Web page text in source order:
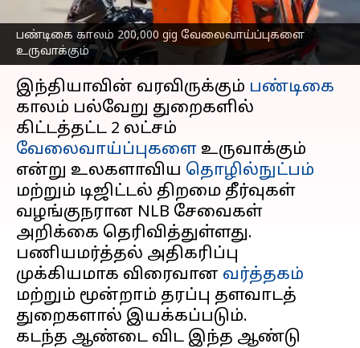
பண்டிகை காலம் 200,000 gig வேலைவாய்ப்புகளை
உருவாக்கும்
எழுதியவர் Venkatalakshmi V Sep 26, 2025 01:31 pm
செய்தி முன்னோட்டம்
இந்தியாவின் வரவிருக்கும் பண்டிகை
காலம் பல்வேறு துறைகளில்
கிட்டத்தட்ட 2 லட்சம்
வேலைவாய்ப்புகளை உருவாக்கும்
என்று உலகளாவிய தொழில்நுட்பம்
மற்றும் டிஜிட்டல் திறமை தீர்வுகள்
வழங்குநரான NLB சேவைகள்
அறிக்கை தெரிவித்துள்ளது.
பணியமர்த்தல் அதிகரிப்பு
முக்கியமாக விரைவான வர்த்தகம்
மற்றும் மூன்றாம் தரப்பு தளவாடத்
துறைகளால் இயக்கப்படும்.
கடந்த ஆண்டை விட இந்த ஆண்டு